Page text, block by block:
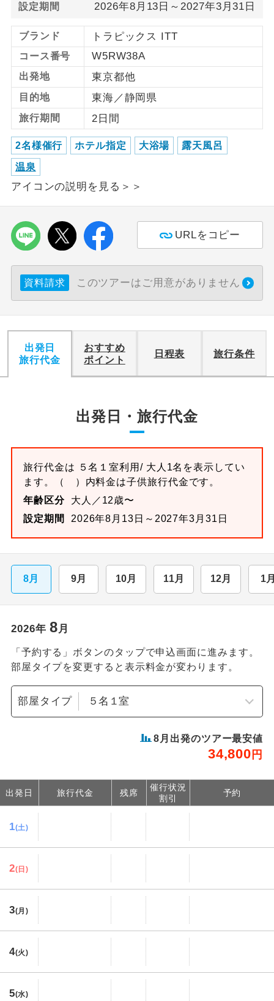
設定期間 2026年8月13日～2027年3月31日
ブランド トラピックス ITT
コース番号 W5RW38A
出発地 東京都他
目的地 東海／静岡県
旅行期間 2日間
2名様催行 ホテル指定 大浴場 露天風呂
温泉
アイコンの説明を見る＞＞
URLをコピー
資料請求 このツアーはご用意がありません
出発日
旅行代金
おすすめ
ポイント
日程表 旅行条件
出発日・旅行代金
旅行代金は ５名１室利用/ 大人1名を表示してい
ます。
（ ）内料金は子供旅行代金です。
年齢区分
大人／12歳〜
設定期間
2026年8月13日～2027年3月31日
8月 9月 10月 11月 12月 1
2026年 8月
「予約する」ボタンのタップで申込画面に進みます。
部屋タイプを変更すると表示料金が変わります。
部屋タイプ
8 月出発のツアー最安値
34,800 円
出発日 旅行代金 残席
催行状況
割引
予約
1(土)
2(日)
3(月)
4(火)
5(水)
おひとり様参
加限定
おひとり様限定でご参加いただけるコー
1名様1室同代
金
1名様1室利用でも追加料金がかからない
コースです。
ご夫婦限定
ご夫婦限定でご参加いただけるコースで
す。
女性限定
女性限定でご参加いただけるコースで
す。
年齢制限あり
航空会社指定
ホテル指定
ご紹介するホテルを指定したコースで
おひとり様バ
ス2席利用
おひとり様でバス席を2席利⽤できま